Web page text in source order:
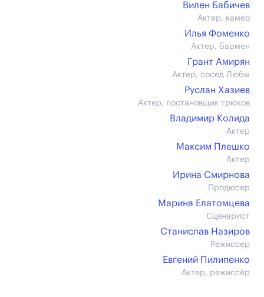
Вилен Бабичев
Актер, камео
Илья Фоменко
Актер, бармен
Грант Амирян
Актер, сосед Любы
Руслан Хазиев
Актер, постановщик трюков
Владимир Колида
Актер
Максим Плешко
Актер
Ирина Смирнова
Продюсер
Марина Елатомцева
Сценарист
Станислав Назиров
Режиссер
Евгений Пилипенко
Актер, режиссёр